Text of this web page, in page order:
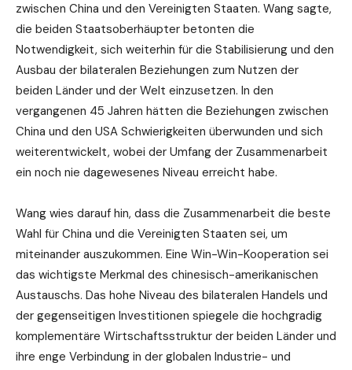
zwischen China und den Vereinigten Staaten. Wang sagte,
die beiden Staatsoberhäupter betonten die
Notwendigkeit, sich weiterhin für die Stabilisierung und den
Ausbau der bilateralen Beziehungen zum Nutzen der
beiden Länder und der Welt einzusetzen. In den
vergangenen 45 Jahren hätten die Beziehungen zwischen
China und den USA Schwierigkeiten überwunden und sich
weiterentwickelt, wobei der Umfang der Zusammenarbeit
ein noch nie dagewesenes Niveau erreicht habe.
Wang wies darauf hin, dass die Zusammenarbeit die beste
Wahl für China und die Vereinigten Staaten sei, um
miteinander auszukommen. Eine Win-Win-Kooperation sei
das wichtigste Merkmal des chinesisch-amerikanischen
Austauschs. Das hohe Niveau des bilateralen Handels und
der gegenseitigen Investitionen spiegele die hochgradig
komplementäre Wirtschaftsstruktur der beiden Länder und
ihre enge Verbindung in der globalen Industrie- und